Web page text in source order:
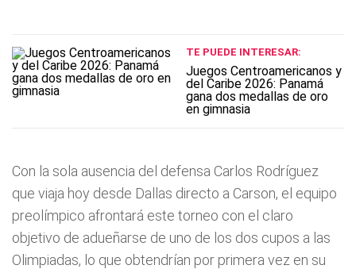
TE PUEDE INTERESAR:
Juegos Centroamericanos y
del Caribe 2026: Panamá
gana dos medallas de oro
en gimnasia
Con la sola ausencia del defensa Carlos Rodríguez
que viaja hoy desde Dallas directo a Carson, el equipo
preolímpico afrontará este torneo con el claro
objetivo de adueñarse de uno de los dos cupos a las
Olimpiadas, lo que obtendrían por primera vez en su